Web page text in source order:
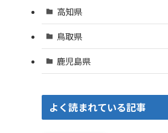
高知県
鳥取県
鹿児島県
よく読まれている記事